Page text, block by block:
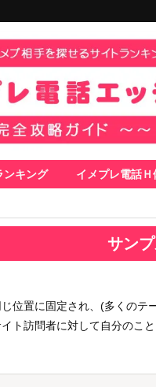
ンキング イメプレ電話Ｈ
サン
位置に固定され、(多くの
ト訪問者に対して自分のこ